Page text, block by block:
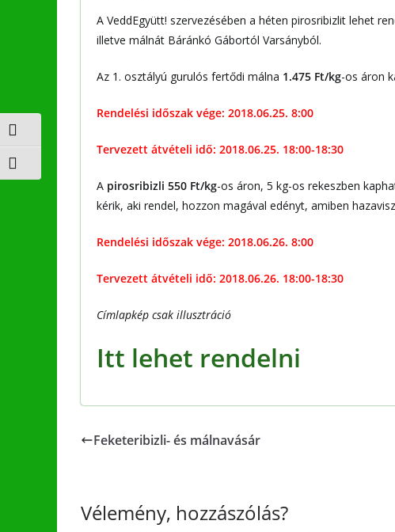
Nagy kontraszt váltása
Betűméret váltása
A VeddEgyütt! szervezésében a héten pirosribizlit lehet
illetve málnát Báránkó Gábortól Varsányból.
Az 1. osztályú gurulós fertődi málna 1.475 Ft/kg-os áron
Rendelési időszak vége: 2018.06.25. 8:00
Tervezett átvételi idő: 2018.06.25. 18:00-18:30
A pirosribizli 550 Ft/kg-os áron, 5 kg-os rekeszben
kérik, aki rendel, hozzon magával edényt, amiben
Rendelési időszak vége: 2018.06.26. 8:00
Tervezett átvételi idő: 2018.06.26. 18:00-18:30
Címlapkép csak illusztráció
Itt lehet rendelni
Feketeribizli- és málnavásár
Vélemény, hozzászólás?